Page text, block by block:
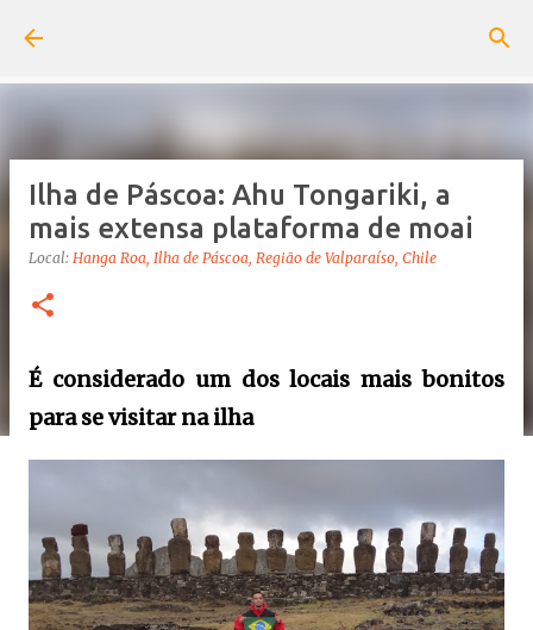
Ilha de Páscoa: Ahu Tongariki, a
mais extensa plataforma de moai
Local: Hanga Roa, Ilha de Páscoa, Região de Valparaíso, Chile
É considerado um dos locais mais bonitos
para se visitar na ilha